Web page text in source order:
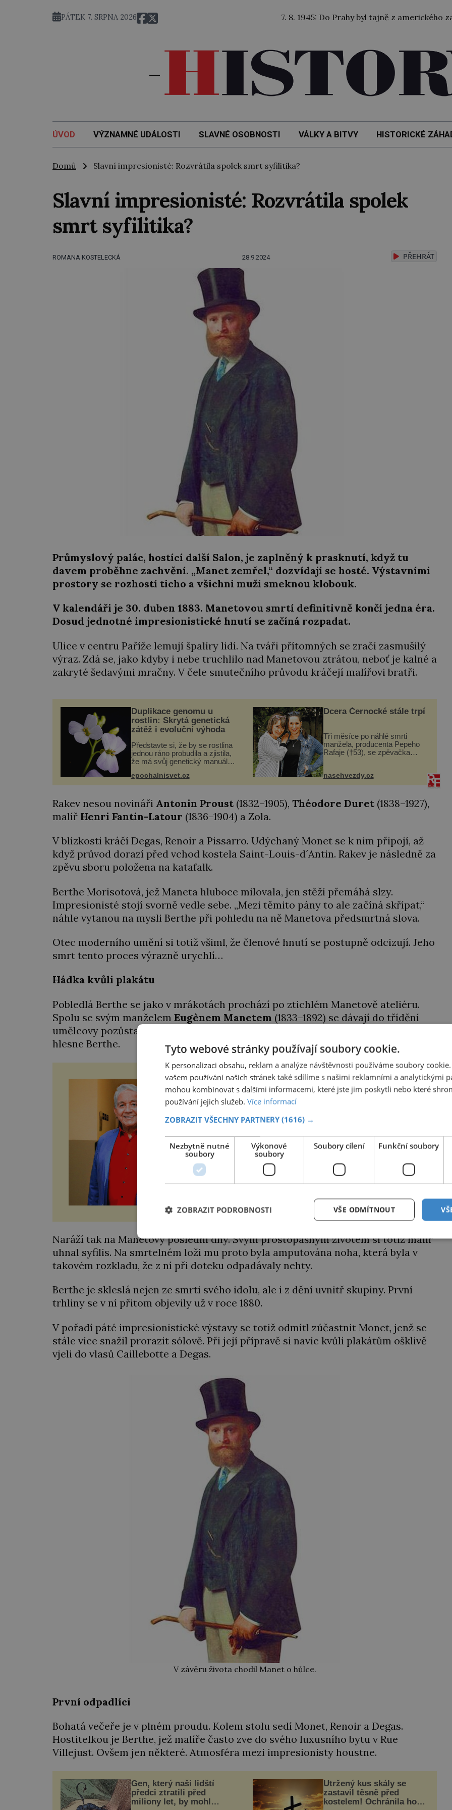
PÁTEK 7. SRPNA 2026 7. 8. 1945: Do Prahy byl tajně z amerického
ÚVOD VÝZNAMNÉ UDÁLOSTI SLAVNÉ OSOBNOSTI VÁLKY A BITVY HISTORICKÉ
Domů Slavní impresionisté: Rozvrátila spolek smrt syfilitika?
Slavní impresionisté: Rozvrátila spolek
smrt syfilitika?
ROMANA KOSTELECKÁ 28.9.2024 PŘEHRÁT
Průmyslový palác, hostící další Salon, je zaplněný k prasknutí, když tu
davem proběhne zachvění. „Manet zemřel,“ dozvídají se hosté. Výstavními
prostory se rozhostí ticho a všichni muži smeknou klobouk.
V kalendáři je 30. duben 1883. Manetovou smrtí definitivně končí jedna éra.
Dosud jednotné impresionistické hnutí se začíná rozpadat.
Ulice v centru Paříže lemují špalíry lidí. Na tváři přítomných se zračí zasmušilý
výraz. Zdá se, jako kdyby i nebe truchlilo nad Manetovou ztrátou, neboť je kalné a
zakryté šedavými mračny. V čele smutečního průvodu kráčejí malířovi bratři.
Duplikace genomu u
rostlin: Skrytá genetická
zátěž i evoluční výhoda
Představte si, že by se rostlina
jednou ráno probudila a zjistila,
že má svůj genetický manuál
občas v přírodě stane – a podle
nového výzkumu to může být
epochalnisvet.cz
Dcera Černocké stále trpí
Tři měsíce po náhlé smrti
manžela, producenta Pepeho
Rafaje (†53), se zpěvačka
Barbora Vaculíková (45), dcera
Petry Černocké (75), poprvé
ozvala veřejnosti. Na sociální
síti sdílela, že se snaží fung...
nasehvezdy.cz
Rakev nesou novináři Antonin Proust (1832–1905), Théodore Duret (1838–1927),
malíř Henri Fantin-Latour (1836–1904) a Zola.
V blízkosti kráčí Degas, Renoir a Pissarro. Udýchaný Monet se k nim připojí, až
když průvod dorazí před vchod kostela Saint-Louis-d´Antin. Rakev je následně za
zpěvu sboru položena na katafalk.
Berthe Morisotová, jež Maneta hluboce milovala, jen stěží přemáhá slzy.
Impresionisté stojí svorně vedle sebe. „Mezi těmito pány to ale začíná skřípat,“
náhle vytanou na mysli Berthe při pohledu na ně Manetova předsmrtná slova.
Otec moderního umění si totiž všiml, že členové hnutí se postupně odcizují. Jeho
smrt tento proces výrazně urychlí…
Hádka kvůli plakátu
Pobledlá Berthe se jako v mrákotách prochází po ztichlém Manetově ateliéru.
Spolu se svým manželem Eugènem Manetem (1833–1892) se dávají do třídění
umělcovy pozůstalosti. „Těžko si představit hrůznější odchod z tohoto světa,“
hlesne Berthe.
Český Belmondo Jiří Krampol rozesmál každého
O herectví nikdy nesnil, zamiloval se ale do hvězdy stříbrného
plátna a chtěl jí být nablízku. Tak si podal přihlášku na DAMU
rozdával humor, i když jemu samotnému do smíchu zrovna
a vti
Zajímavé články najdete také nanasehvezdy.cz
Naráží tak na Manetovy poslední dny. Svým prostopášným životem si totiž malíř
uhnal syfilis. Na smrtelném loži mu proto byla amputována noha, která byla v
takovém rozkladu, že z ní při doteku odpadávaly nehty.
Berthe je skleslá nejen ze smrti svého idolu, ale i z dění uvnitř skupiny. První
trhliny se v ní přitom objevily už v roce 1880.
V pořadí páté impresionistické výstavy se totiž odmítl zúčastnit Monet, jenž se
stále více snažil prorazit sólově. Při její přípravě si navíc kvůli plakátům ošklivě
vjeli do vlasů Caillebotte a Degas.
V závěru života chodil Manet o hůlce.
První odpadlíci
Bohatá večeře je v plném proudu. Kolem stolu sedí Monet, Renoir a Degas.
Hostitelkou je Berthe, jež malíře často zve do svého luxusního bytu v Rue
Villejust. Ovšem jen některé. Atmosféra mezi impresionisty houstne.
Gen, který naši lidští
předci ztratili před
miliony let, by mohl
Utržený kus skály se
zastavil těsně před
kostelem! Ochránila ho
Tyto webové stránky používají soubory cookie.
K personalizaci obsahu, reklam a analýze návštěvnosti používáme soubory
vašem používání našich stránek také sdílíme s našimi reklamními a analytickými
mohou kombinovat s dalšími informacemi, které jste jim poskytli nebo které
používání jejich služeb. Více informací
ZOBRAZIT VŠECHNY PARTNERY (1616) →
Nezbytně nutné
soubory
Výkonové
soubory
Soubory cílení Funkční soubory
VŠE ODMÍTNOUT
ZOBRAZIT PODROBNOSTI